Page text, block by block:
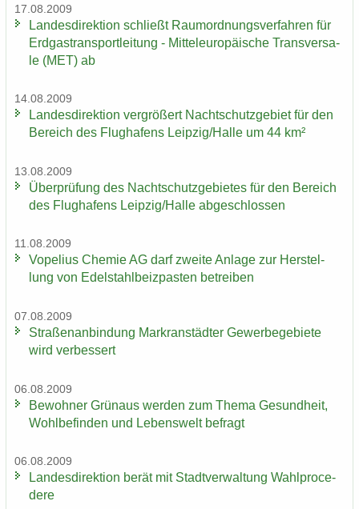
17.08.2009
Lan­des­di­rek­ti­on schließt Raum­ord­nungs­ver­fah­ren für
Erd­gas­trans­port­lei­tung - Mit­tel­eu­ro­päi­sche Trans­ver­sa­
le (MET) ab
14.08.2009
Lan­des­di­rek­ti­on ver­grö­ßert Nacht­schutz­ge­biet für den
Be­reich des Flug­ha­fens Leip­zig/Halle um 44 km²
13.08.2009
Über­prü­fung des Nacht­schutz­ge­bie­tes für den Be­reich
des Flug­ha­fens Leip­zig/Halle ab­ge­schlos­sen
11.08.2009
Vo­pe­li­us Che­mie AG darf zwei­te An­la­ge zur Her­stel­
lung von Edel­stahl­beiz­pas­ten be­trei­ben
07.08.2009
Stra­ßen­an­bin­dung Markran­städ­ter Ge­wer­be­ge­bie­te
wird ver­bes­sert
06.08.2009
Be­woh­ner Grün­aus wer­den zum Thema Ge­sund­heit,
Wohl­be­fin­den und Le­bens­welt be­fragt
06.08.2009
Lan­des­di­rek­ti­on berät mit Stadt­ver­wal­tung Wahlpro­ce­
de­re